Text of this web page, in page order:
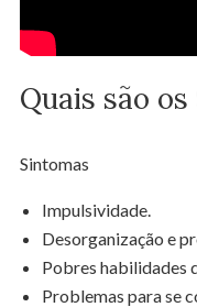
Quais são
Sintomas
Impulsividade.
Desorganização e
Pobres habilidades
Problemas para se